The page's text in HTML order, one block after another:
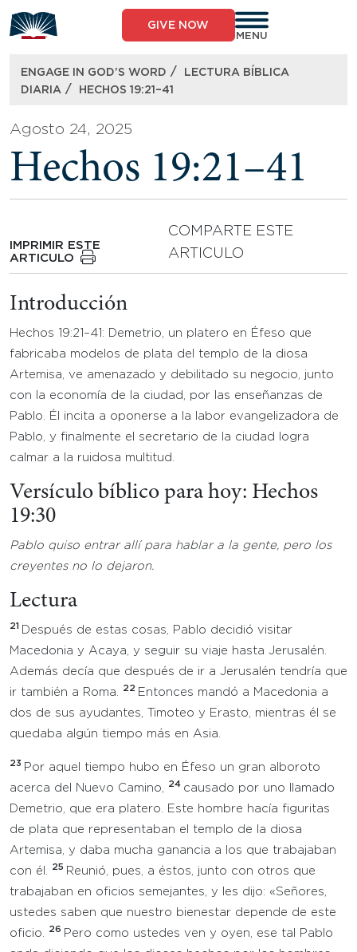
to
content
GIVE NOW
MENU
ENGAGE IN GOD’S WORD /
LECTURA BÍBLICA
DIARIA / HECHOS 19:21–41
Agosto 24, 2025
Hechos 19:21–41
IMPRIMIR ESTE
ARTICULO
COMPARTE ESTE
ARTICULO
Introducción
Hechos 19:21–41: Demetrio, un platero en Éfeso que
fabricaba modelos de plata del templo de la diosa
Artemisa, ve amenazado y debilitado su negocio, junto
con la economía de la ciudad, por las enseñanzas de
Pablo. Él incita a oponerse a la labor evangelizadora de
Pablo, y finalmente el secretario de la ciudad logra
calmar a la ruidosa multitud.
Versículo bíblico para hoy: Hechos
19:30
Pablo quiso entrar allí para hablar a la gente, pero los
creyentes no lo dejaron.
Lectura
21
Después de estas cosas, Pablo decidió visitar
Macedonia y Acaya, y seguir su viaje hasta Jerusalén.
Además decía que después de ir a Jerusalén tendría que
ir también a Roma.
22 Entonces mandó a Macedonia a
dos de sus ayudantes, Timoteo y Erasto, mientras él se
quedaba algún tiempo más en Asia.
23 Por aquel tiempo hubo en Éfeso un gran alboroto
acerca del Nuevo Camino,
24 causado por uno llamado
Demetrio, que era platero. Este hombre hacía figuritas
de plata que representaban el templo de la diosa
Artemisa, y daba mucha ganancia a los que trabajaban
con él.
25 Reunió, pues, a éstos, junto con otros que
trabajaban en oficios semejantes, y les dijo: «Señores,
ustedes saben que nuestro bienestar depende de este
oficio.
26 Pero como ustedes ven y oyen, ese tal Pablo